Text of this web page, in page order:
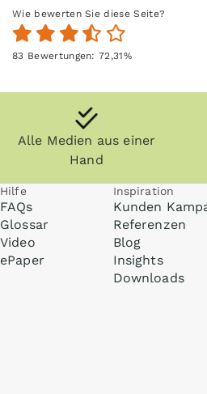
Wie bewerten Sie diese Seite?
83 Bewertungen:72,31%
Alle Medien aus einer
Hand
Hilfe
FAQs
Glossar
Video
ePaper
Inspiration
Kunden
Referenzen
Blog
Insights
Downloads